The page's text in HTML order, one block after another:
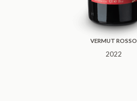
VERMUT ROSSO
2022